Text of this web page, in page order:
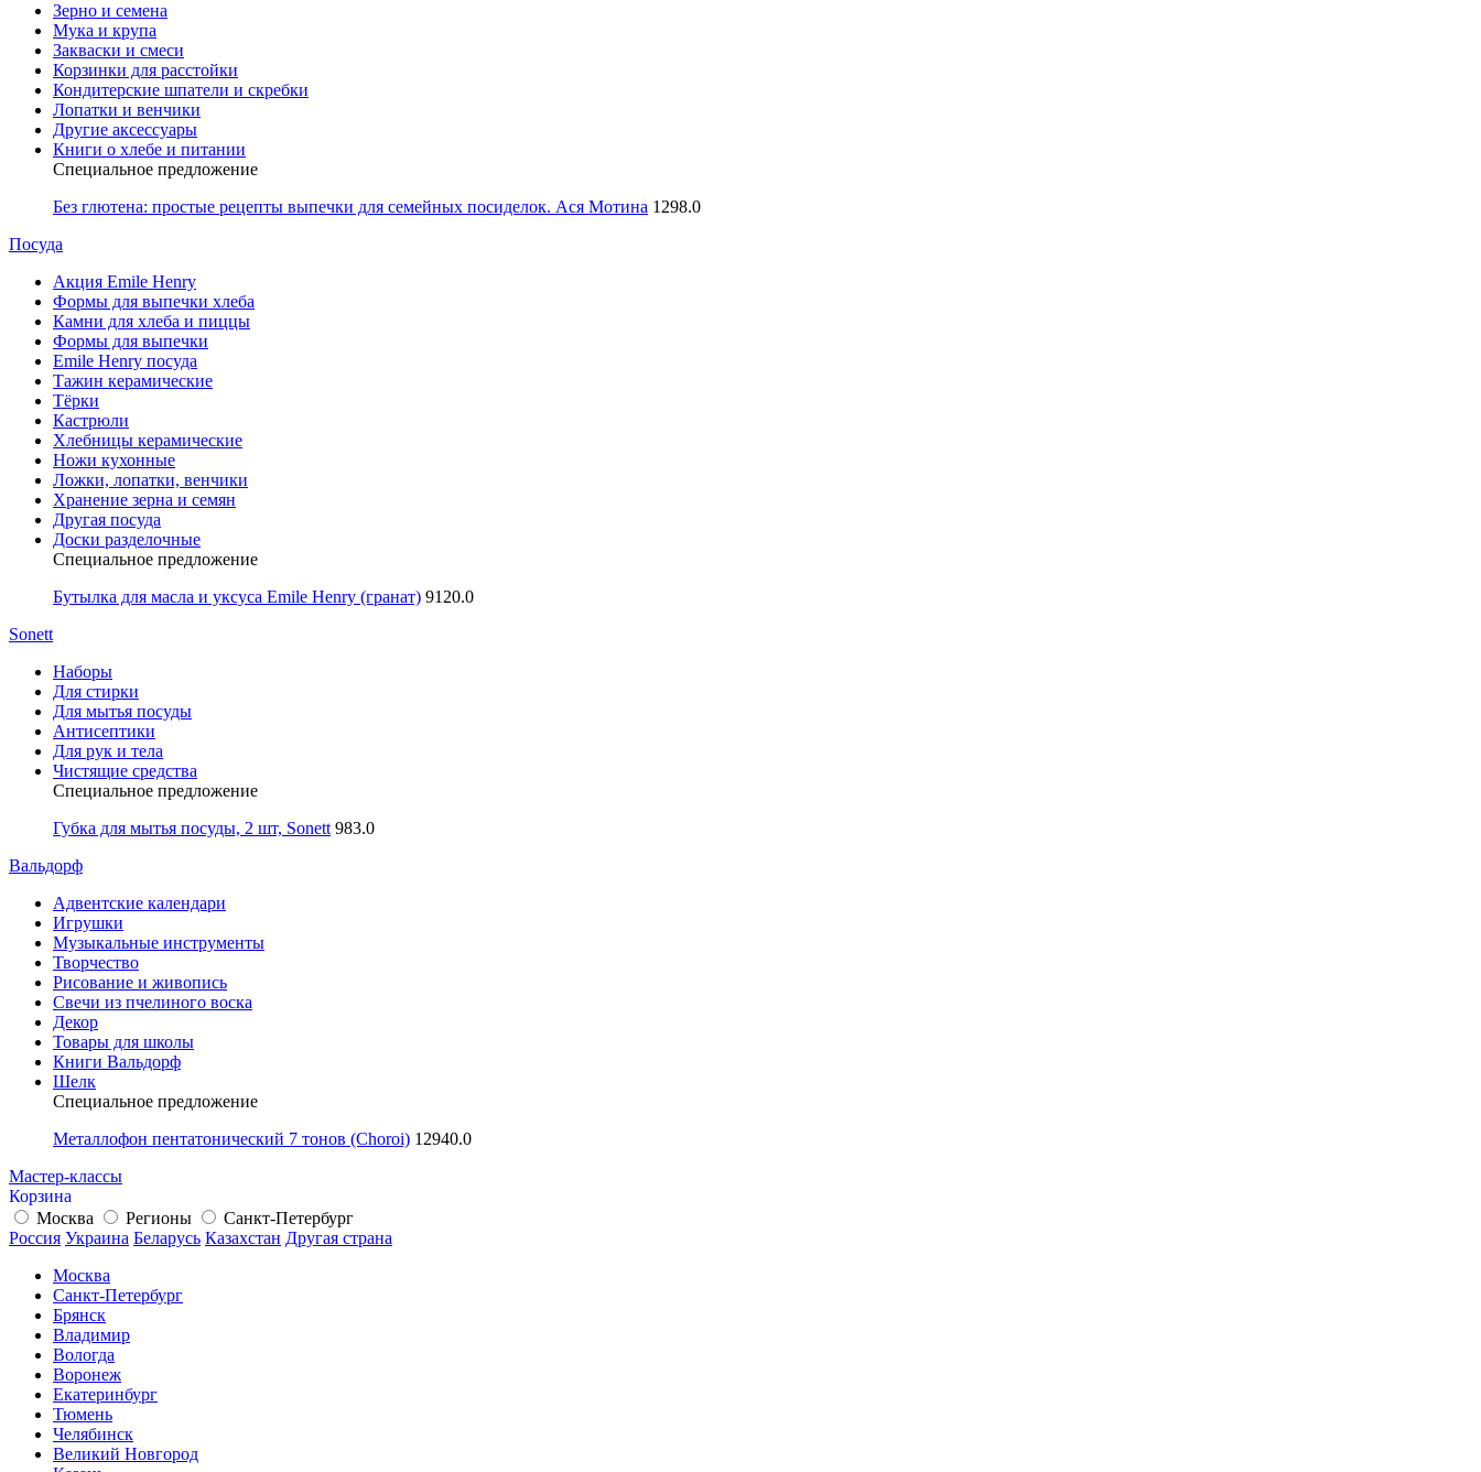
Зерно и семена
Мука и крупа
Закваски и смеси
Корзинки для расстойки
Кондитерские шпатели и скребки
Лопатки и венчики
Другие аксессуары
Книги о хлебе и питании
Специальное предложение
Без глютена: простые рецепты выпечки для семейных посиделок. Ася Мотина 1298.0
Посуда
Акция Emile Henry
Формы для выпечки хлеба
Камни для хлеба и пиццы
Формы для выпечки
Emile Henry посуда
Тажин керамические
Тёрки
Кастрюли
Хлебницы керамические
Ножи кухонные
Ложки, лопатки, венчики
Хранение зерна и семян
Другая посуда
Доски разделочные
Специальное предложение
Бутылка для масла и уксуса Emile Henry (гранат) 9120.0
Sonett
Наборы
Для стирки
Для мытья посуды
Антисептики
Для рук и тела
Чистящие средства
Специальное предложение
Губка для мытья посуды, 2 шт, Sonett 983.0
Вальдорф
Адвентские календари
Игрушки
Музыкальные инструменты
Творчество
Рисование и живопись
Свечи из пчелиного воска
Декор
Товары для школы
Книги Вальдорф
Шелк
Специальное предложение
Металлофон пентатонический 7 тонов (Choroi) 12940.0
Мастер-классы
Корзина
Москва
Регионы
Санкт-Петербург
Россия Украина Беларусь Казахстан Другая страна
Москва
Санкт-Петербург
Брянск
Владимир
Вологда
Воронеж
Екатеринбург
Тюмень
Челябинск
Великий Новгород